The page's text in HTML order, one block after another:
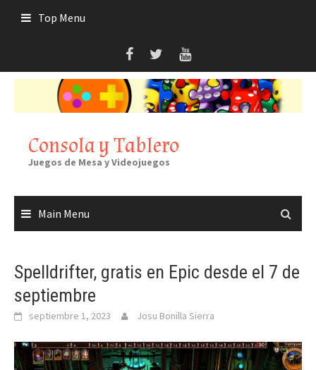
Top Menu
Consola y Tablero
Juegos de Mesa y Videojuegos
Main Menu
Spelldrifter, gratis en Epic desde el 7 de
septiembre
septiembre 1, 2023 Josu Bonilla Sierra